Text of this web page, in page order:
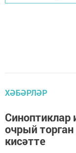
ХӘБӘРЛӘР
Синоптиклар
очрый
кисәтте